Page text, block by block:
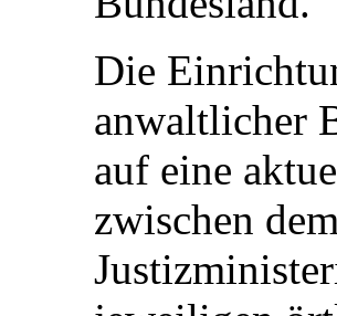
Die
anwaltlicher
auf eine
zwischen